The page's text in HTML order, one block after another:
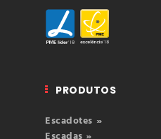
PRODUTOS
Escadotes »